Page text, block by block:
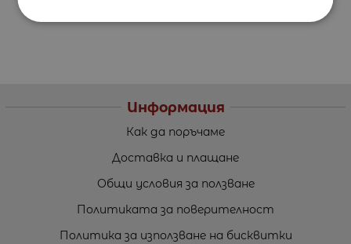
Информация
Как да поръчаме
Доставка и плащане
Общи условия за ползване
Политиката за поверителност
Политика за използване на бисквитки